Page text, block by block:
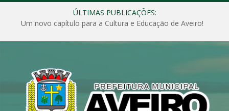
ÚLTIMAS PUBLICAÇÕES:
Um novo capítulo para a Cultura e Educação de Aveiro!